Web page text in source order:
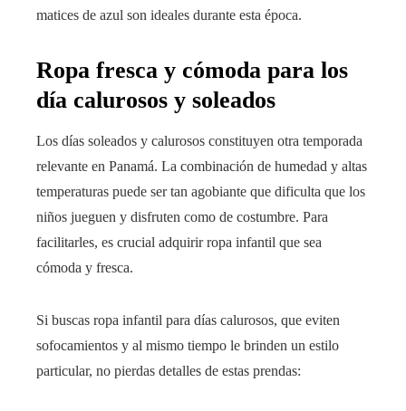
matices de azul son ideales durante esta época.
Ropa fresca y cómoda para los
día calurosos y soleados
Los días soleados y calurosos constituyen otra temporada
relevante en Panamá. La combinación de humedad y altas
temperaturas puede ser tan agobiante que dificulta que los
niños jueguen y disfruten como de costumbre. Para
facilitarles, es crucial adquirir ropa infantil que sea
cómoda y fresca.
Si buscas ropa infantil para días calurosos, que eviten
sofocamientos y al mismo tiempo le brinden un estilo
particular, no pierdas detalles de estas prendas: